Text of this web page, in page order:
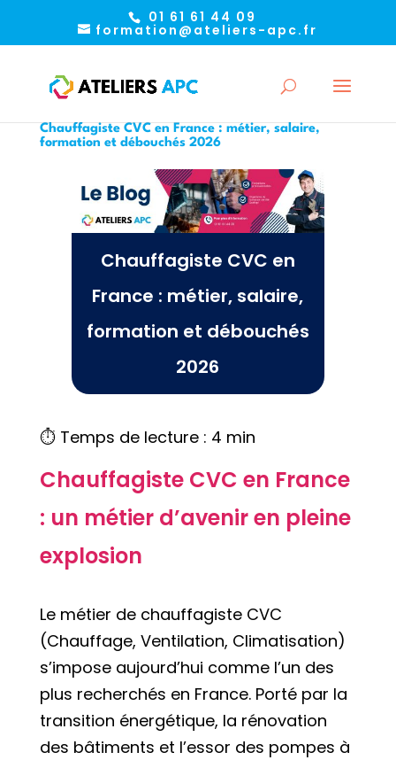
01 61 61 44 09
formation@ateliers-apc.fr
Chauffagiste CVC en France : métier, salaire,
formation et débouchés 2026
Chauffagiste CVC en
France : métier, salaire,
formation et débouchés
2026
⏱️ Temps de lecture : 4 min
Chauffagiste CVC en France
: un métier d’avenir en pleine
explosion
Le métier de chauffagiste CVC
(Chauffage, Ventilation, Climatisation)
s’impose aujourd’hui comme l’un des
plus recherchés en France. Porté par la
transition énergétique, la rénovation
des bâtiments et l’essor des pompes à